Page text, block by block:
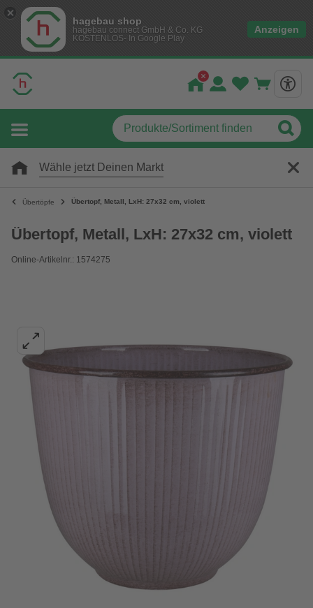
hagebau shop
hagebau connect GmbH & Co. KG
KOSTENLOS- In Google Play
Anzeigen
Wähle jetzt Deinen Markt
Übertöpfe Übertopf, Metall, LxH: 27x32 cm, violett
Übertopf, Metall, LxH: 27x32 cm, violett
Online-Artikelnr.: 1574275